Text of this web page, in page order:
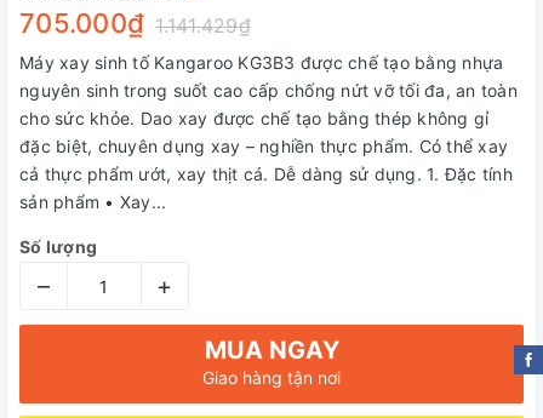
705.000₫ 1.141.429₫
Máy xay sinh tố Kangaroo KG3B3 được chế tạo bằng nhựa
nguyên sinh trong suốt cao cấp chống nứt vỡ tối đa, an toàn
cho sức khỏe. Dao xay được chế tạo bằng thép không gỉ
đặc biệt, chuyên dụng xay – nghiền thực phẩm. Có thể xay
cả thực phẩm ướt, xay thịt cá. Dễ dàng sử dụng. 1. Đặc tính
sản phẩm • Xay...
Số lượng
– +
MUA NGAY
Giao hàng tận nơi